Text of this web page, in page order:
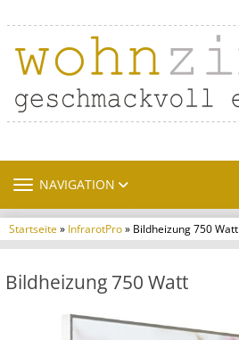
TOGGLE NAVIGATION
NAVIGATION
Startseite» InfrarotPro» Bildheizung 750 Watt
Bildheizung 750 Watt